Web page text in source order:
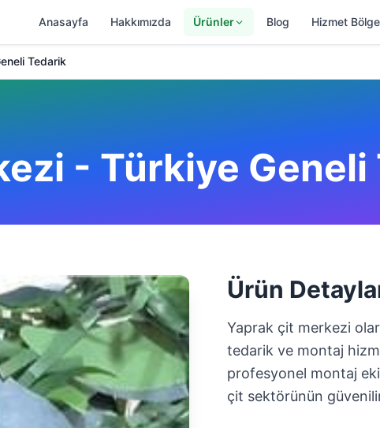
Anasayfa Hakkımızda Ürünler Blog Hizmet
Tedarik
- Türkiye Geneli
Ürün
Yaprak çit merkezi
tedarik ve montaj
profesyonel montaj
çit sektörünün